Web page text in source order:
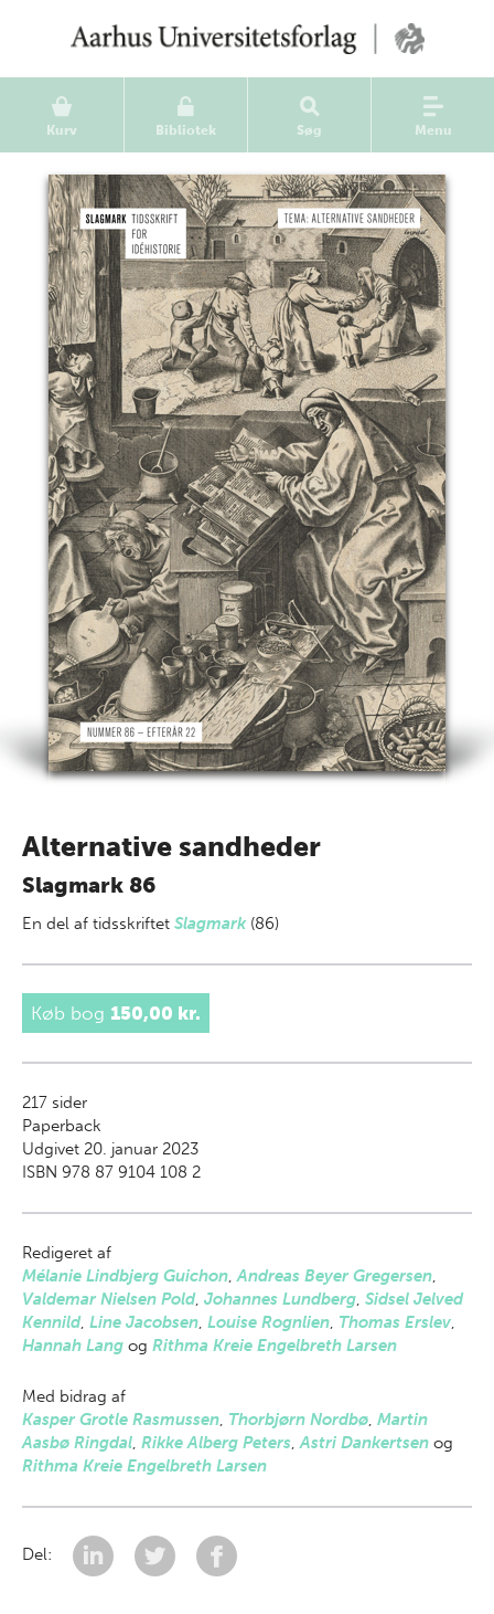
Kurv Bibliotek Søg Menu
Alternative sandheder
Slagmark 86
En del af tidsskriftet Slagmark (86)
Køb bog 150,00 kr.
217 sider
Paperback
Udgivet 20. januar 2023
ISBN 978 87 9104 108 2
Redigeret af
Mélanie Lindbjerg Guichon,Andreas Beyer Gregersen,
Valdemar Nielsen Pold, Johannes Lundberg, Sidsel Jelved
Kennild, Line Jacobsen, Louise Rognlien, Thomas Erslev,
Hannah Lang og Rithma Kreie Engelbreth Larsen
Med bidrag af
Kasper Grotle Rasmussen, Thorbjørn Nordbø, Martin
Aasbø Ringdal, Rikke Alberg Peters,Astri Dankertsen og
Rithma Kreie Engelbreth Larsen
Del: